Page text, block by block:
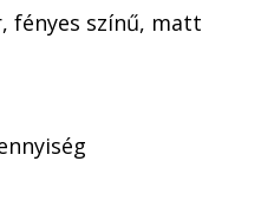
fényes színű, matt